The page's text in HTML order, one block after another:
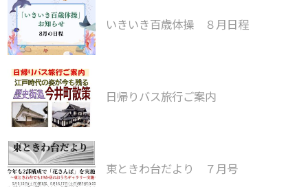
いきいき百歳体操 ８月日程
日帰りバス旅行ご案内
東ときわ台だより ７月号